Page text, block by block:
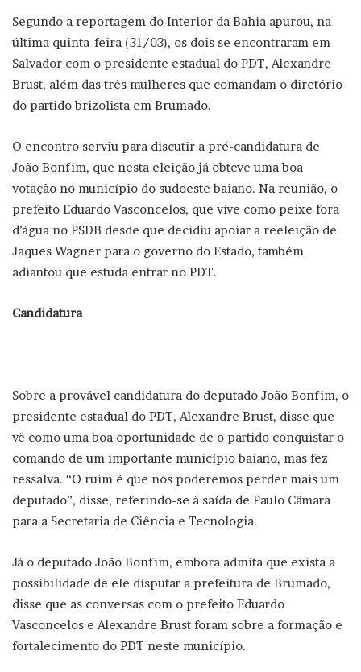
Segundo a reportagem do Interior da Bahia apurou, na
última quinta-feira (31/03), os dois se encontraram em
Salvador com o presidente estadual do PDT, Alexandre
Brust, além das três mulheres que comandam o diretório
do partido brizolista em Brumado.
O encontro serviu para discutir a pré-candidatura de
João Bonfim, que nesta eleição já obteve uma boa
votação no município do sudoeste baiano. Na reunião, o
prefeito Eduardo Vasconcelos, que vive como peixe fora
d’água no PSDB desde que decidiu apoiar a reeleição de
Jaques Wagner para o governo do Estado, também
adiantou que estuda entrar no PDT.
Candidatura
Sobre a provável candidatura do deputado João Bonfim, o
presidente estadual do PDT, Alexandre Brust, disse que
vê como uma boa oportunidade de o partido conquistar o
comando de um importante município baiano, mas fez
ressalva. “O ruim é que nós poderemos perder mais um
deputado”, disse, referindo-se à saída de Paulo Câmara
para a Secretaria de Ciência e Tecnologia.
Já o deputado João Bonfim, embora admita que exista a
possibilidade de ele disputar a prefeitura de Brumado,
disse que as conversas com o prefeito Eduardo
Vasconcelos e Alexandre Brust foram sobre a formação e
fortalecimento do PDT neste município.